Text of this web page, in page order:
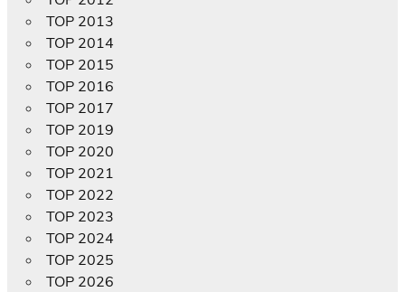
TOP 2013
TOP 2014
TOP 2015
TOP 2016
TOP 2017
TOP 2019
TOP 2020
TOP 2021
TOP 2022
TOP 2023
TOP 2024
TOP 2025
TOP 2026